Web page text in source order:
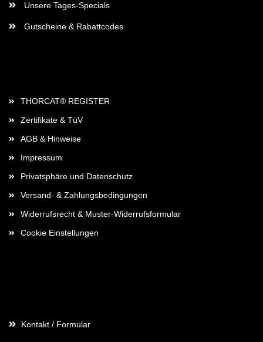
Unsere Tages-Specials
Gutscheine & Rabattcodes
THORCAT® REGISTER
Zertifikate & TüV
AGB & Hinweise
Impressum
Privatsphäre und Datenschutz
Versand- & Zahlungsbedingungen
Widerrufsrecht & Muster-Widerrufsformular
Cookie Einstellungen
Kontakt / Formular